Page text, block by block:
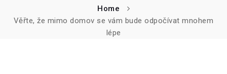
Home
Věřte, že mimo domov se vám bude odpočívat mnohem
lépe